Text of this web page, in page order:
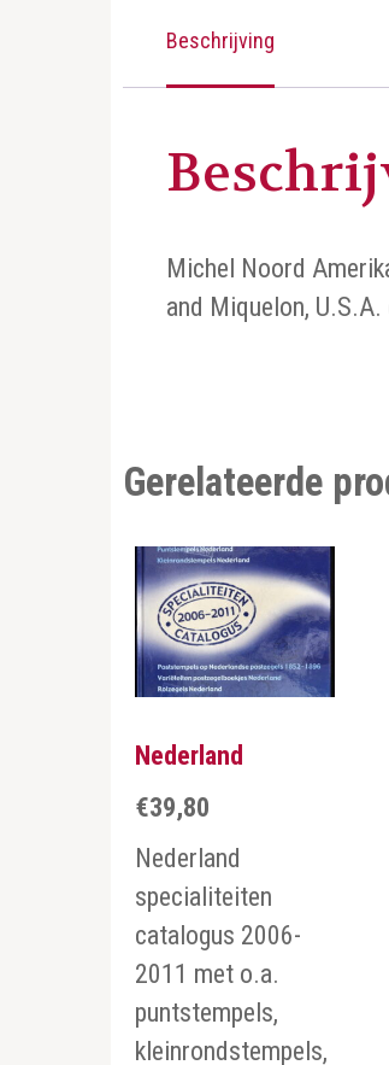
Beschrijving
Michel Noord
and Miquelon,
Gerelateerde
Nederland
€39,80
Nederland
specialiteiten
catalogus 2006-
2011 met o.a.
puntstempels,
kleinrondstempels,